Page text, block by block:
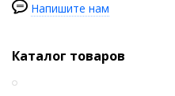
Напишите нам
Каталог товаров